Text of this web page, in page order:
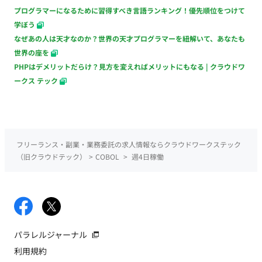
プログラマーになるために習得すべき言語ランキング！優先順位をつけて
学ぼう
なぜあの人は天才なのか？世界の天才プログラマーを紐解いて、あなたも
世界の座を
PHPはデメリットだらけ？見方を変えればメリットにもなる | クラウドワ
ークス テック
フリーランス・副業・業務委託の求人情報ならクラウドワークステック
（旧クラウドテック）
> COBOL > 週4日稼働
パラレルジャーナル
利用規約